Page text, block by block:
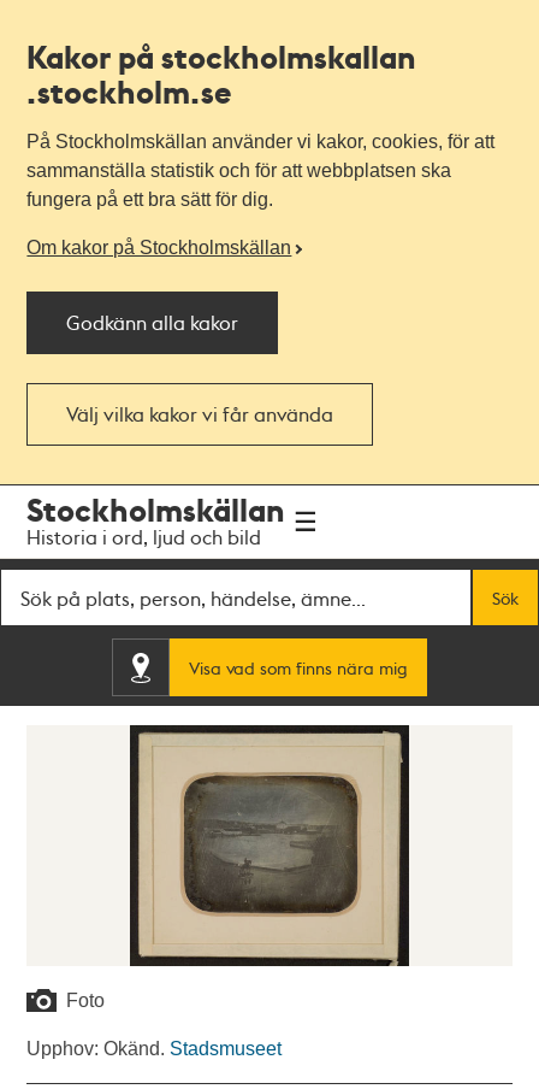
Kakor på stockholmskallan
.stockholm.se
På Stockholmskällan använder vi kakor, cookies, för att
sammanställa statistik och för att webbplatsen ska
fungera på ett bra sätt för dig.
Om kakor på Stockholmskällan
Godkänn alla kakor
Välj vilka kakor vi får använda
navigationen
huvudinnehållet
Stockholmskällan
Historia i ord, ljud och bild
Sök
Visa vad som finns nära mig
Foto
Upphov: Okänd. Stadsmuseet